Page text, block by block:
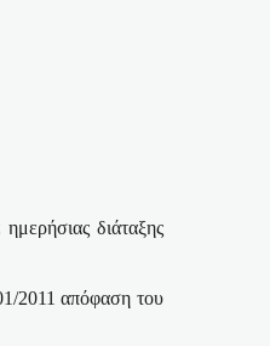
ημερήσιας διάταξης
2011 απόφαση του